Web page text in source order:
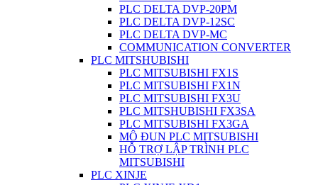
PLC DELTA DVP-20PM
PLC DELTA DVP-12SC
PLC DELTA DVP-MC
COMMUNICATION CONVERTER
PLC MITSHUBISHI
PLC MITSUBISHI FX1S
PLC MITSUBISHI FX1N
PLC MITSUBISHI FX3U
PLC MITSHUBISHI FX3SA
PLC MITSUBISHI FX3GA
MÔ ĐUN PLC MITSUBISHI
HỖ TRỢ LẬP TRÌNH PLC
MITSUBISHI
PLC XINJE